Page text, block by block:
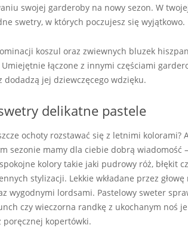
swojej garderoby na nowy sezon. W
swetry, w których poczujesz się wyjątkowo.
koszul oraz zwiewnych bluzek
łączone z innymi częściami
dodadzą jej dziewczęcego wdzięku.
delikatne pastele
ochoty rozstawać się z letnimi
sezonie mamy dla ciebie dobrą
kolory takie jaki pudrowy róż, błękit
stylizacji. Lekkie wkładane przez
wygodnymi lordsami. Pastelowy sweter
czy wieczorna randkę z ukochanym noś
poręcznej kopertówki.